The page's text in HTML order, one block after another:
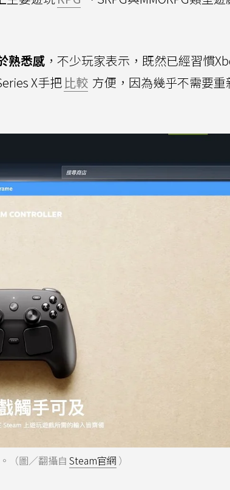
熟悉感 ，不少玩家表示，既然已經習慣
X手把 比較 方便，因為幾乎不需要重
（圖／翻攝自 Steam官網 ）